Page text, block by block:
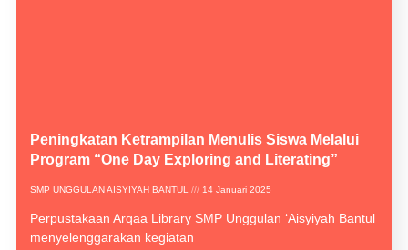
Peningkatan Ketrampilan Menulis Siswa Melalui
Program “One Day Exploring and Literating”
SMP UNGGULAN AISYIYAH BANTUL 14 Januari 2025
Perpustakaan Arqaa Library SMP Unggulan ‘Aisyiyah Bantul
menyelenggarakan kegiatan